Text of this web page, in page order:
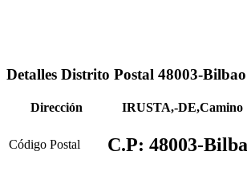
Detalles Distrito Postal 48003-Bilbao
Dirección IRUSTA,-DE,Camino
Código Postal C.P: 48003-